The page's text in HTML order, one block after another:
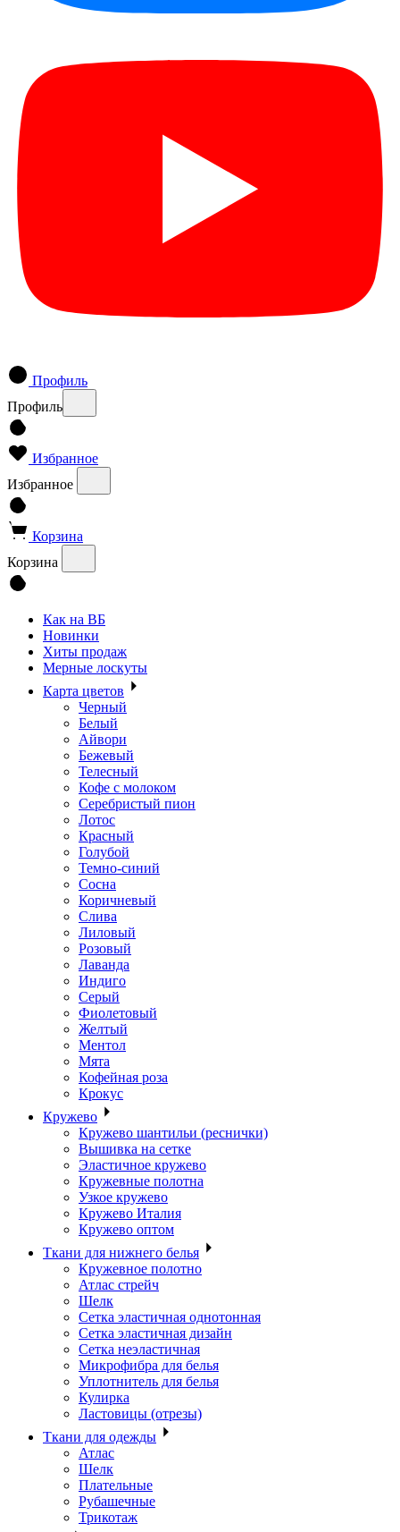
Профиль
Профиль
Избранное
Избранное
Корзина
Корзина
Как на ВБ
Новинки
Хиты продаж
Мерные лоскуты
Карта цветов
Черный
Белый
Айвори
Бежевый
Телесный
Кофе с молоком
Серебристый пион
Лотос
Красный
Голубой
Темно-синий
Сосна
Коричневый
Слива
Лиловый
Розовый
Лаванда
Индиго
Серый
Фиолетовый
Желтый
Ментол
Мята
Кофейная роза
Крокус
Кружево
Кружево шантильи (реснички)
Вышивка на сетке
Эластичное кружево
Кружевные полотна
Узкое кружево
Кружево Италия
Кружево оптом
Ткани для нижнего белья
Кружевное полотно
Атлас стрейч
Шелк
Сетка эластичная однотонная
Сетка эластичная дизайн
Сетка неэластичная
Микрофибра для белья
Уплотнитель для белья
Кулирка
Ластовицы (отрезы)
Ткани для одежды
Атлас
Шелк
Плательные
Рубашечные
Трикотаж